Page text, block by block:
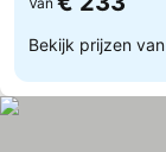
Bekijk prijzen van